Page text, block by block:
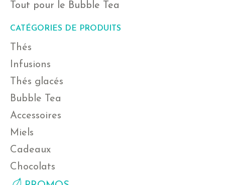
Tout pour le Bubble Tea
CATÉGORIES DE PRODUITS
Thés
Infusions
Thés glacés
Bubble Tea
Accessoires
Miels
Cadeaux
Chocolats